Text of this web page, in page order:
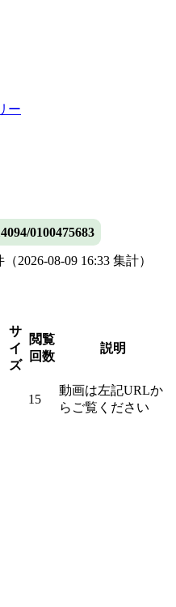
ー
0100475683
（2026-08-09 16:33 集計）
サ
イ
ズ
閲覧
回数
説明
15
動画は左記URLか
らご覧ください